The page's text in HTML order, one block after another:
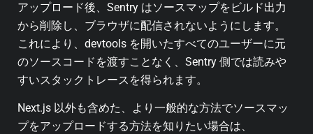
アップロード後、Sentry はソースマップをビルド出力
から削除し、ブラウザに配信されないようにします。
これにより、devtools を開いたすべてのユーザーに元
のソースコードを渡すことなく、Sentry 側では読みや
すいスタックトレースを得られます。
Next.js 以外も含めた、より一般的な方法でソースマッ
プをアップロードする方法を知りたい場合は、